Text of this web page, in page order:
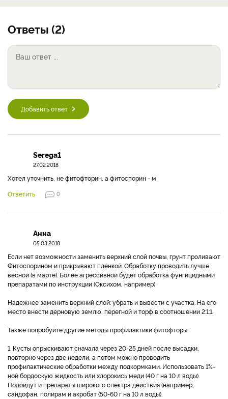
Ответы (2)
Добавить ответ
Serega1
27.02.2018
Хотел уточнить, не фитофторин, а фитоспорин - м
Ответить
0
Анна
05.03.2018
Если нет возможности заменить верхний слой почвы, грунт проливают
Фитоспорином и прикрывают пленкой. Обработку проводить лучше
весной (в марте). Более агрессивной будет обработка фунгицидными
препаратами по инструкции (Оксихом, например)
Надежнее заменить верхний слой: убрать и вывести с участка. На его
место внести дерновую землю, перегной и торф в соотношении 2:1:1.
Также попробуйте другие методы профилактики фитофторы:
1. Кусты опрыскивают сначала через 20-25 дней после высадки,
повторно через две недели, а потом можно проводить
профилактические обработки между подкормками. Использовать 1%-
ной бордоскую жидкость или хлорокись меди (40 г на 10 л воды).
Подойдут и препараты широкого спектра действия (например,
сандофан, полирам и акробат (50-60 г на 10 л воды).